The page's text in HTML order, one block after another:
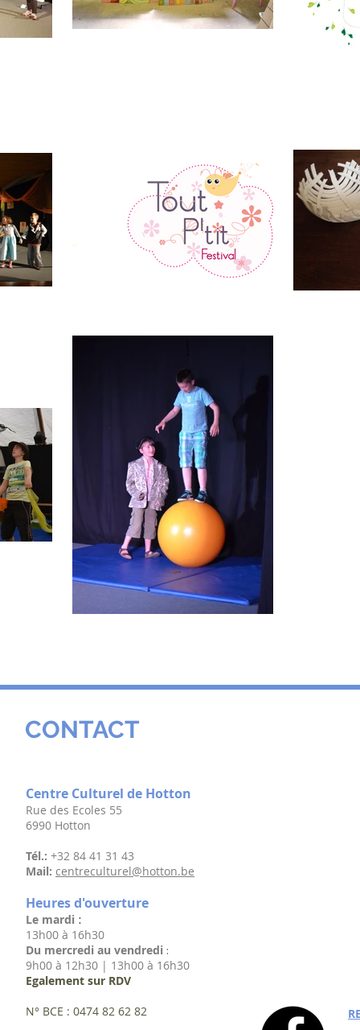
CONTACT
Centre Culturel de Hotton
Rue des Ecoles 55
6990 Hotton
Tél.: +32 84 41 31 43
Mail: centreculturel@hotton.be
Heures d'ouverture
Le mardi :
13h00 à 16h30
Du mercredi au vendredi :
9h00 à 12h30 | 13h00 à 16h30
Egalement sur RDV
N° BCE : 0474 82 62 82